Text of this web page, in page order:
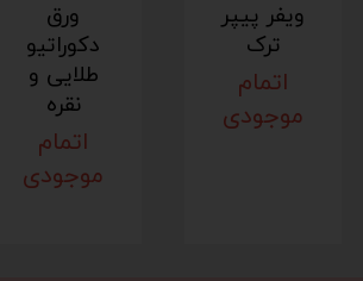
ویفر پیپر
ترک
اتمام
موجودی
ورق
دکوراتیو
طلایی و
نقره
اتمام
موجودی